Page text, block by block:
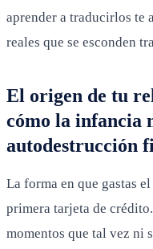
aprender a traducirlos te
reales que se esconden
El origen de tu
cómo la infancia
autodestrucción
La forma en que gastas
primera tarjeta de
momentos que tal vez ni